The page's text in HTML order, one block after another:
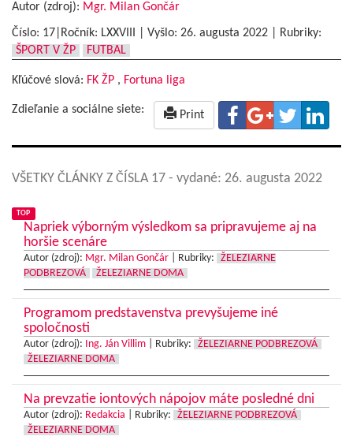
Autor (zdroj): Mgr. Milan Gončár
Číslo: 17|Ročník: LXXVIII | Vyšlo: 26. augusta 2022
Rubriky:
ŠPORT V ŽP
FUTBAL
Kľúčové slová: FK ŽP , Fortuna liga
Zdieľanie a sociálne siete: Print
VŠETKY ČLÁNKY Z ČÍSLA 17 - vydané: 26. augusta 2022
TOP
Napriek výborným výsledkom sa pripravujeme aj na
horšie scenáre
Autor (zdroj): Mgr. Milan Gončár Rubriky:
ŽELEZIARNE
PODBREZOVÁ
ŽELEZIARNE DOMA
Programom predstavenstva prevyšujeme iné
spoločnosti
Autor (zdroj): Ing. Ján Villim Rubriky:
ŽELEZIARNE PODBREZOVÁ
ŽELEZIARNE DOMA
Na prevzatie iontových nápojov máte posledné dni
Autor (zdroj): Redakcia Rubriky:
ŽELEZIARNE PODBREZOVÁ
ŽELEZIARNE DOMA